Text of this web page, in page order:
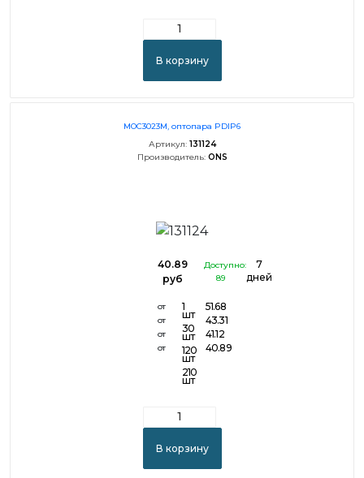
В корзину
MOC3023M, оптопара PDIP6
Артикул: 131124
Производитель: ONS
40.89
руб
Доступно:
89
7
дней
от
от
от
от
1
шт
30
шт
120
шт
210
шт
51.68
43.31
41.12
40.89
В корзину